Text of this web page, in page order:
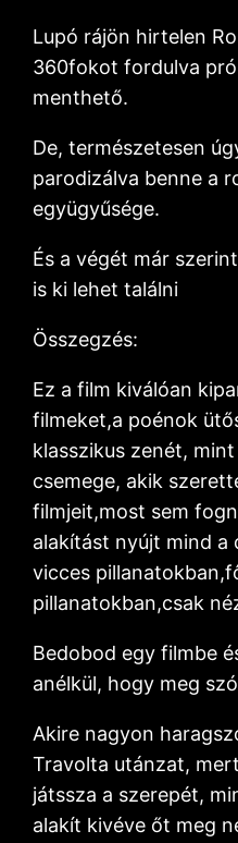
Lupó rájön hirtelen
360fokot fordulva
menthető.
De, természetesen
parodizálva benne a
együgyűsége.
És a végét már
is ki lehet találni
Összegzés:
Ez a film kiválóan
filmeket,a poénok
klasszikus zenét,
csemege, akik
filmjeit,most sem
alakítást nyújt mind a
vicces
pillanatokban,csak
Bedobod egy filmbe
anélkül, hogy meg
Akire nagyon
Travolta utánzat,
játssza a szerepét,
alakít kivéve őt meg